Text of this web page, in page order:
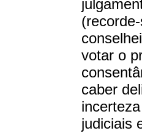
votar o
caber
judiciais